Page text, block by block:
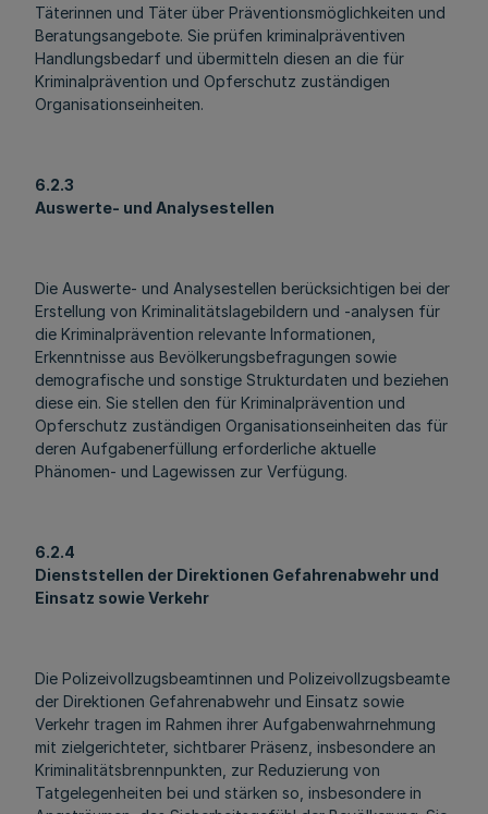
Täterinnen und Täter über Präventionsmöglichkeiten und
Beratungsangebote. Sie prüfen kriminalpräventiven
Handlungsbedarf und übermitteln diesen an die für
Kriminalprävention und Opferschutz zuständigen
Organisationseinheiten.
6.2.3
Auswerte- und Analysestellen
Die Auswerte- und Analysestellen berücksichtigen bei der
Erstellung von Kriminalitätslagebildern und -analysen für
die Kriminalprävention relevante Informationen,
Erkenntnisse aus Bevölkerungsbefragungen sowie
demografische und sonstige Strukturdaten und beziehen
diese ein. Sie stellen den für Kriminalprävention und
Opferschutz zuständigen Organisationseinheiten das für
deren Aufgabenerfüllung erforderliche aktuelle
Phänomen- und Lagewissen zur Verfügung.
6.2.4
Dienststellen der Direktionen Gefahrenabwehr und
Einsatz sowie Verkehr
Die Polizeivollzugsbeamtinnen und Polizeivollzugsbeamte
der Direktionen Gefahrenabwehr und Einsatz sowie
Verkehr tragen im Rahmen ihrer Aufgabenwahrnehmung
mit zielgerichteter, sichtbarer Präsenz, insbesondere an
Kriminalitätsbrennpunkten, zur Reduzierung von
Tatgelegenheiten bei und stärken so, insbesondere in